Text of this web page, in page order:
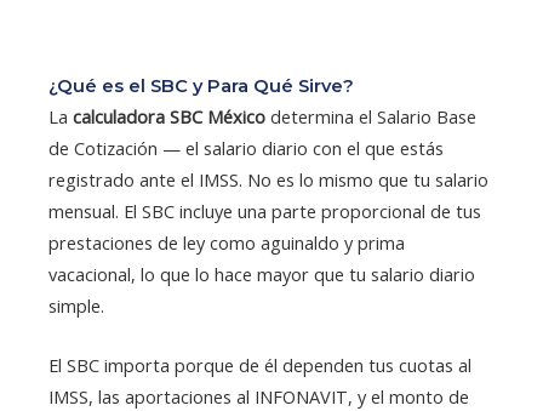
¿Qué es el SBC y Para Qué Sirve?
La calculadora SBC México determina el Salario Base
de Cotización — el salario diario con el que estás
registrado ante el IMSS. No es lo mismo que tu salario
mensual. El SBC incluye una parte proporcional de tus
prestaciones de ley como aguinaldo y prima
vacacional, lo que lo hace mayor que tu salario diario
simple.
El SBC importa porque de él dependen tus cuotas al
IMSS, las aportaciones al INFONAVIT, y el monto de